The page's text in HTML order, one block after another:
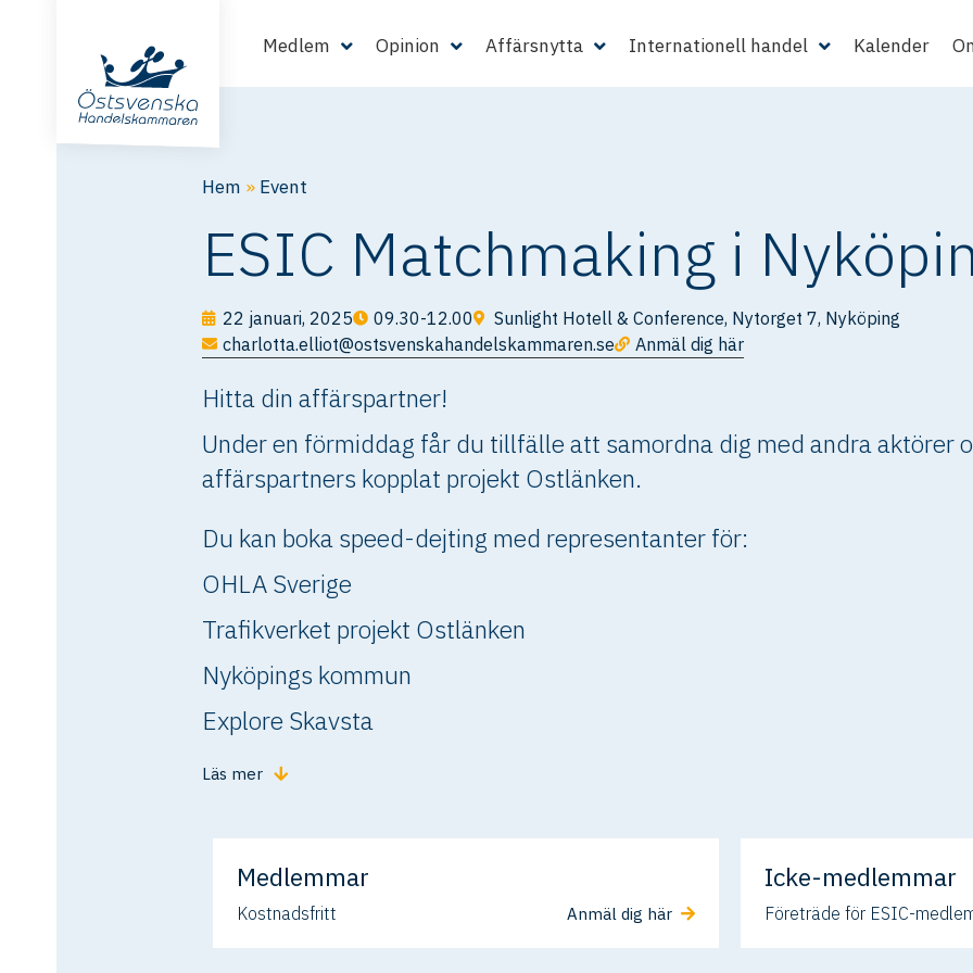
Medlem Opinion Affärsnytta Internationell handel Kalender
Hem » Event
ESIC Matchmaking i
22 januari, 2025 09.30-12.00
Sunlight Hotell & Conference, Nytorget 7, Nyköping
charlotta.elliot@ostsvenskahandelskammaren.se
Anmäl dig här
Hitta din affärspartner!
Under en förmiddag får du tillfälle att samordna dig med andra aktörer
affärspartners kopplat projekt Ostlänken.
Du kan boka speed-dejting med representanter för:
OHLA Sverige
Trafikverket projekt Ostlänken
Nyköpings kommun
Explore Skavsta
Läs mer
Medlemmar
Kostnadsfritt Anmäl dig här
Icke-medlemmar
Företräde för ESIC-